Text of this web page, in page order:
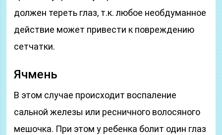
должен тереть глаз, т.к. любое необдуманное
действие может привести к повреждению
сетчатки.
Ячмень
В этом случае происходит воспаление
сальной железы или ресничного волосяного
мешочка. При этом у ребенка болит один глаз